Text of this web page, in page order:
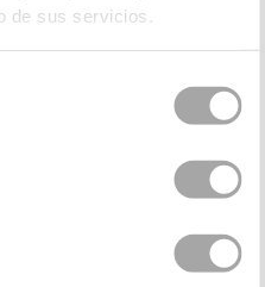
de sus servicios.